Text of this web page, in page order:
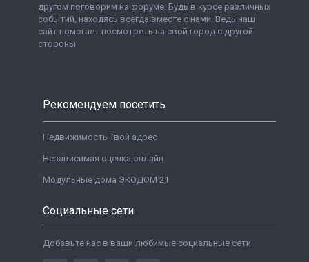
другом поговорим на форуме. Будь в курсе различных
событий, находясь всегда вместе с нами. Ведь наш
сайт помогает посмотреть на свой город с другой
стороны.
Рекомендуем посетить
Недвижимость Твой адрес
Независимая оценка онлайн
Модульные дома ЭКОДОМ 21
Социальные сети
Добавьте нас в ваши любимые социальные сети